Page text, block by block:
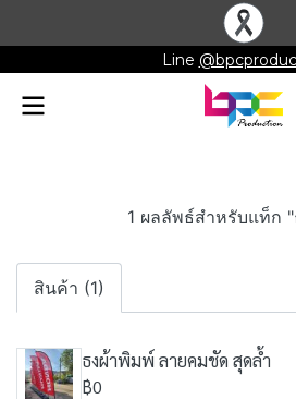
Line
1 ผลลัพธ์สำหรับแท็ก
สินค้า (1)
ธงผ้าพิมพ์ ลายคมชัด สุดล้ำ
฿0